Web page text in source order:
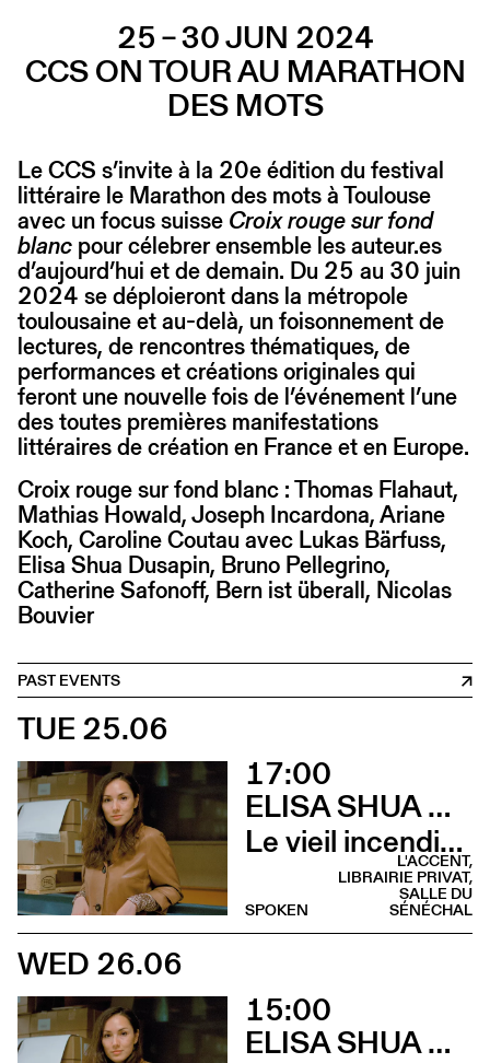
25 – 30 JUN 2024
CCS ON TOUR AU MARATHON
DES MOTS
Le CCS s’invite à la 20e édition du festival
littéraire le Marathon des mots à Toulouse
avec un focus suisse Croix rouge sur fond
blanc pour célebrer ensemble les auteur.es
d’aujourd’hui et de demain. Du 25 au 30 juin
2024 se déploieront dans la métropole
toulousaine et au-delà, un foisonnement de
lectures, de rencontres thématiques, de
performances et créations originales qui
feront une nouvelle fois de l’événement l’une
des toutes premières manifestations
littéraires de création en France et en Europe.
Croix rouge sur fond blanc : Thomas Flahaut,
Mathias Howald, Joseph Incardona, Ariane
Koch, Caroline Coutau avec Lukas Bärfuss,
Elisa Shua Dusapin, Bruno Pellegrino,
Catherine Safonoff, Bern ist überall, Nicolas
Bouvier
PAST EVENTS
TUE 25.06
17:00
ELISA SHUA DUSAPIN
Le vieil incendie (Rencontre - Librairie Privat)
L'ACCENT,
LIBRAIRIE PRIVAT,
SALLE DU
SÉNÉCHAL
SPOKEN
WED 26.06
15:00
ELISA SHUA DUSAPIN